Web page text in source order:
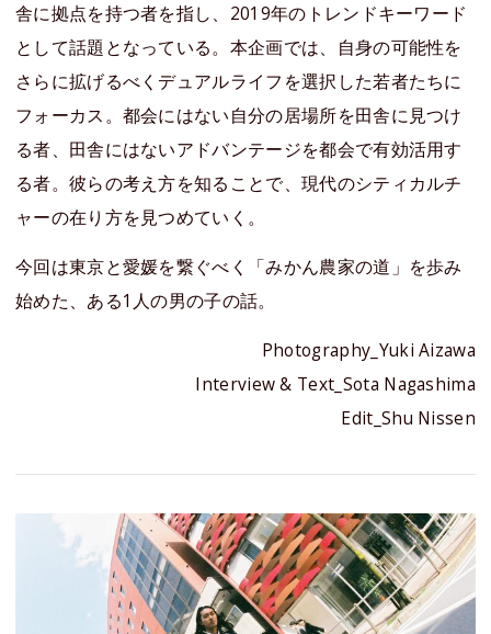
舎に拠点を持つ者を指し、2019年のトレンドキーワード
として話題となっている。本企画では、自身の可能性を
さらに拡げるべくデュアルライフを選択した若者たちに
フォーカス。都会にはない自分の居場所を田舎に見つけ
る者、田舎にはないアドバンテージを都会で有効活用す
る者。彼らの考え方を知ることで、現代のシティカルチ
ャーの在り方を見つめていく。
今回は東京と愛媛を繋ぐべく「みかん農家の道」を歩み
始めた、ある1人の男の子の話。
Photography_Yuki Aizawa
Interview & Text_Sota Nagashima
Edit_Shu Nissen